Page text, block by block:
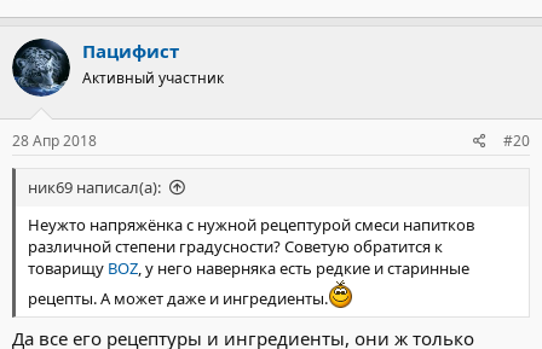
Пацифист
Активный участник
28 Апр 2018 #20
ник69 написал(а):
Неужто напряжёнка с нужной рецептурой смеси напитков
различной степени градусности? Советую обратится к
товарищу BOZ , у него наверняка есть редкие и старинные
рецепты. А может даже и ингредиенты.
Да все его рецептуры и ингредиенты, они ж только